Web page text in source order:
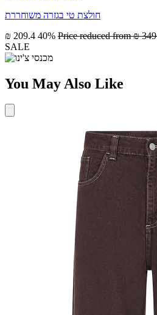
חולצת טי בגזרה משוחררת
₪ 209.4 40% Price reduced from₪ 349
SALE
You May Also Like